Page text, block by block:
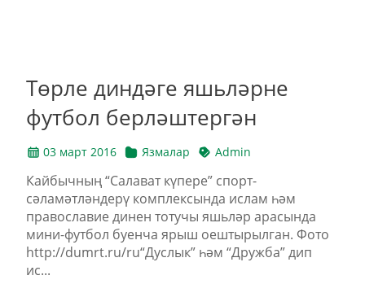
Төрле диндәге яшьләрне
футбол берләштергән
03 март 2016 Язмалар Admin
Кайбычның “Салават күпере” спорт-
сәламәтләндерү комплексында ислам һәм
православие динен тотучы яшьләр арасында
мини-футбол буенча ярыш оештырылган. Фото
http://dumrt.ru/ru“Дуслык” һәм “Дружба” дип
ис...